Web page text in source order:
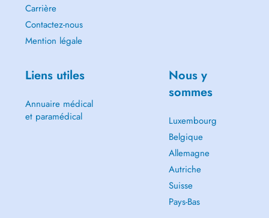
Carrière
Contactez-nous
Mention légale
Liens utiles
Annuaire médical
et paramédical
Nous y
sommes
Luxembourg
Belgique
Allemagne
Autriche
Suisse
Pays-Bas